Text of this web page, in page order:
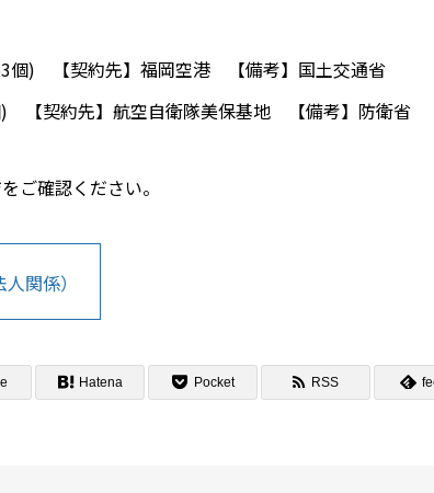
個) 【契約先】福岡空港 【備考】国土交通省
) 【契約先】航空自衛隊美保基地 【備考】防衛省
ご確認ください。
関係）
Hatena Pocket RSS